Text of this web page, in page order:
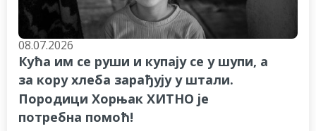
08.07.2026
Кућа им се руши и купају се у шупи, а
за кору хлеба зарађују у штали.
Породици Хорњак ХИТНО је
потребна помоћ!